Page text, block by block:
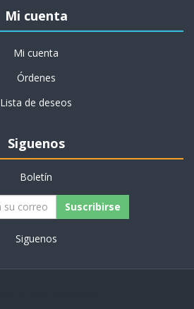
Mi cuenta
Mi cuenta
Órdenes
Lista de deseos
Siguenos
Boletín
Siguenos